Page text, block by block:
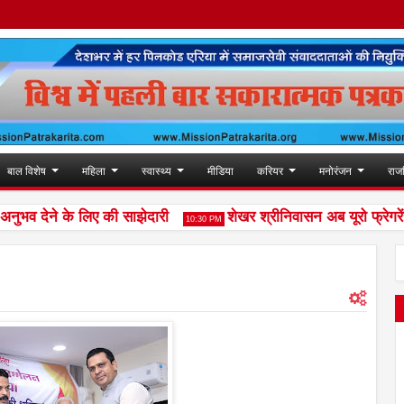
बाल विशेष महिला स्वास्थ्य मीडिया करियर मनोरंजन
के लिए की साझेदारी 10:30 PM शेखर श्रीनिवासन अब यूरो फ्रेगरेंस